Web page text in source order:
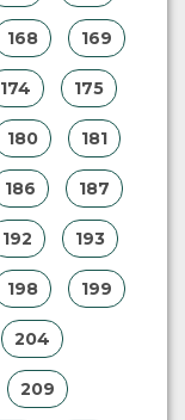
168 169
174 175
180 181
186 187
192 193
198 199
204
209